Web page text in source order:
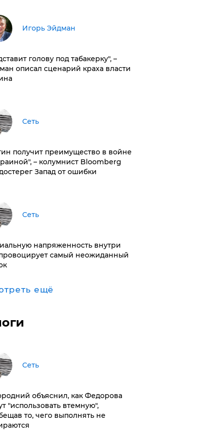
Игорь Эйдман
голову под табакерку", –
описал сценарий краха власти
Сеть
получит преимущество в войне
– колумнист Bloomberg
Запад от ошибки
Сеть
напряженность внутри
самый неожиданный
ещё
Сеть
объяснил, как Федорова
"использовать втемную",
то, чего выполнять не